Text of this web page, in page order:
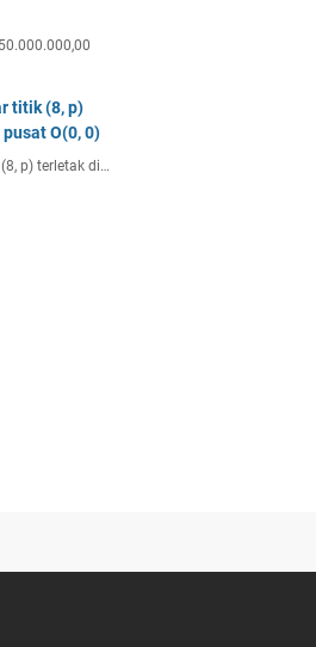
titik (8, p)
O(0, 0)
p) terletak di…